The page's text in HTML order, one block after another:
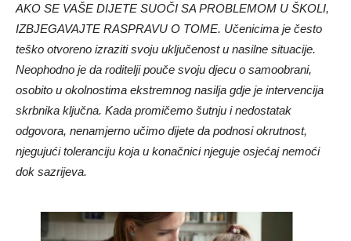
AKO SE VAŠE DIJETE SUOČI SA PROBLEMOM U ŠKOLI,
IZBJEGAVAJTE RASPRAVU O TOME. Učenicima je često
teško otvoreno izraziti svoju uključenost u nasilne situacije.
Neophodno je da roditelji pouče svoju djecu o samoobrani,
osobito u okolnostima ekstremnog nasilja gdje je intervencija
skrbnika ključna. Kada promičemo šutnju i nedostatak
odgovora, nenamjerno učimo dijete da podnosi okrutnost,
njegujući toleranciju koja u konačnici njeguje osjećaj nemoći
dok sazrijeva.